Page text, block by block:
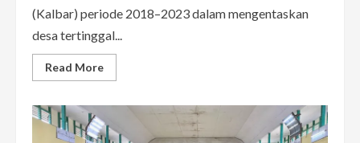
(Kalbar) periode 2018–2023 dalam mengentaskan
desa tertinggal...
Read MoreRead
more
Mendapat
Apresiasi
Atas